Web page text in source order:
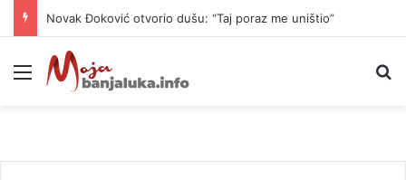
Novak Đoković otvorio dušu: “Taj poraz me uništio”
Meni